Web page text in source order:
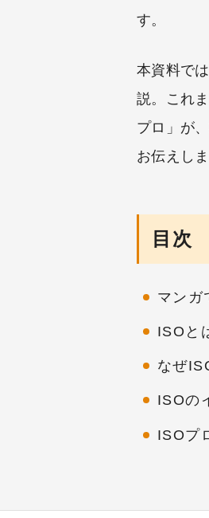
す。
本資料で
説。これ
プロ」が
お伝えしま
目次
マンガ
ISOと
なぜ
ISOの
ISOプ